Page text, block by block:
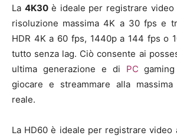
La 4K30è ideale per registrare video
risoluzione massima 4K a 30 fps e
HDR 4K a 60 fps, 1440p a 144 fps o
tutto senza lag. Ciò consente ai
ultima generazione e di PC
giocare e streammare alla
reale.
La HD60 è ideale per registrare video